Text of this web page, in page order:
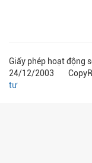
Giấy phép hoạt động
24/12/2003
tư